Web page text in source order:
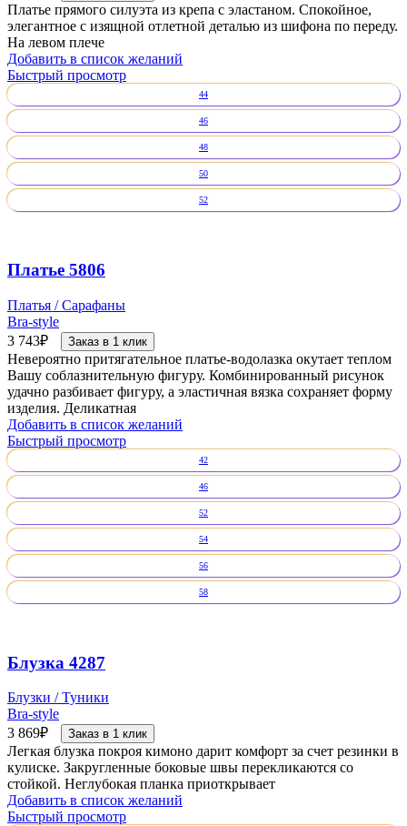
Платье прямого силуэта из крепа с эластаном. Спокойное,
элегантное с изящной отлетной деталью из шифона по переду.
На левом плече
Добавить в список желаний
Быстрый просмотр
44
46
48
50
52
Платье 5806
Платья / Сарафаны
Bra-style
3 743₽ Заказ в 1 клик
Невероятно притягательное платье-водолазка окутает теплом
Вашу соблазнительную фигуру. Комбинированный рисунок
удачно разбивает фигуру, а эластичная вязка сохраняет форму
изделия. Деликатная
Добавить в список желаний
Быстрый просмотр
42
46
52
54
56
58
Блузка 4287
Блузки / Туники
Bra-style
3 869₽ Заказ в 1 клик
Легкая блузка покроя кимоно дарит комфорт за счет резинки в
кулиске. Закругленные боковые швы перекликаются со
стойкой. Неглубокая планка приоткрывает
Добавить в список желаний
Быстрый просмотр